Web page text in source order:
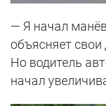
— Я начал
объясняет свои
Но водитель
начал